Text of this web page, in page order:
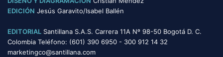
EDICIÓN Jesús Garavito/Isabel Ballén
EDITORIAL Santillana S.A.S. Carrera 11A Nº 98-50 Bogotá D. C.
Colombia Teléfono: (601) 390 6950 - 300 912 14 32
marketingco@santillana.com